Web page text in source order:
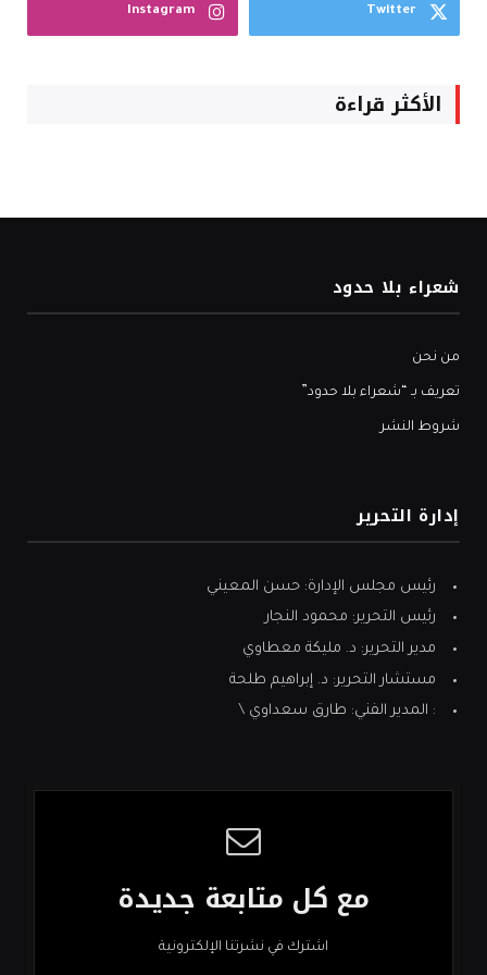
Twitter
Instagram
الأكثر قراءة
شعراء بلا حدود
من نحن
تعريف بـ “شعراء بلا حدود”
شروط النشر
إدارة التحرير
رئيس مجلس الإدارة: حسن المعيني
رئيس التحرير: محمود النجار
مدير التحرير: د. مليكة معطاوي
مستشار التحرير: د. إبراهيم طلحة
: المدير الفني: طارق سعداوي \
مع كل متابعة جديدة
اشترك في نشرتنا الإلكترونية